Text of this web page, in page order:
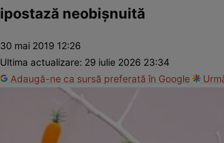
ipostază neobişnuită
30 mai 2019 12:26
Ultima actualizare: 29 iulie 2026 23:34
Adaugă-ne ca sursă preferată în Google